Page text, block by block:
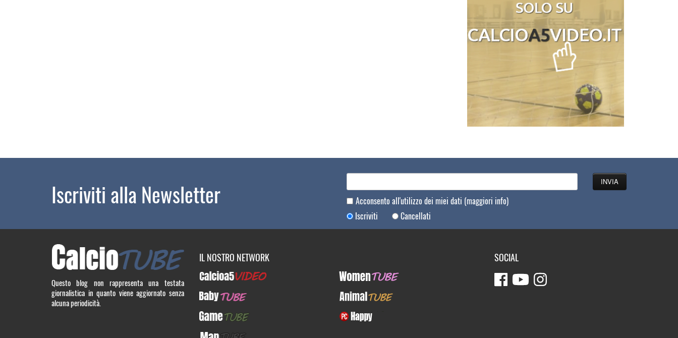
Iscriviti alla Newsletter Acconsento all'utilizzo dei miei dati (maggiori info)
Iscriviti
Cancellati
Questo blog non rappresenta una testata
giornalistica in quanto viene aggiornato senza
alcuna periodicità.
IL NOSTRO NETWORK
Calcioa5Video
WomenTUBE
BabyTUBE
AnimalTUBE
GameTUBE
PcHappy
SOCIAL